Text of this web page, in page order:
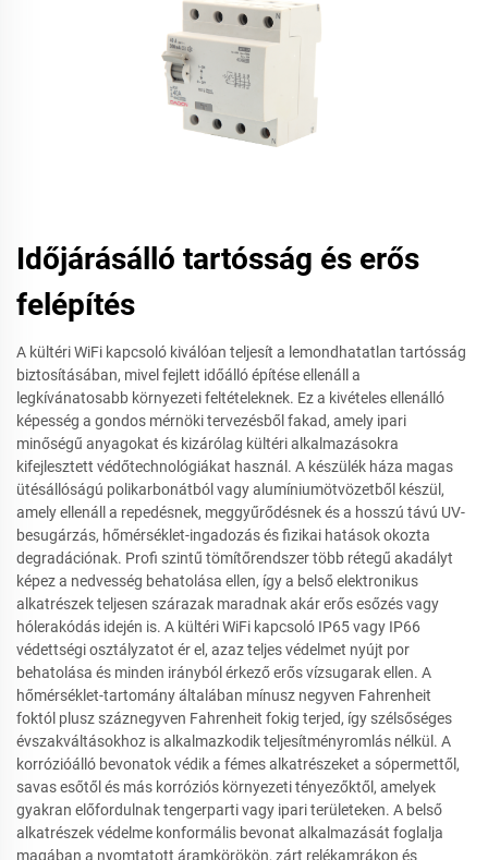
Időjárásálló tartósság és erős
felépítés
A kültéri WiFi kapcsoló kiválóan teljesít a lemondhatatlan tartósság
biztosításában, mivel fejlett időálló építése ellenáll a
legkívánatosabb környezeti feltételeknek. Ez a kivételes ellenálló
képesség a gondos mérnöki tervezésből fakad, amely ipari
minőségű anyagokat és kizárólag kültéri alkalmazásokra
kifejlesztett védőtechnológiákat használ. A készülék háza magas
ütésállóságú polikarbonátból vagy alumíniumötvözetből készül,
amely ellenáll a repedésnek, meggyűrődésnek és a hosszú távú UV-
besugárzás, hőmérséklet-ingadozás és fizikai hatások okozta
degradációnak. Profi szintű tömítőrendszer több rétegű akadályt
képez a nedvesség behatolása ellen, így a belső elektronikus
alkatrészek teljesen szárazak maradnak akár erős esőzés vagy
hólerakódás idején is. A kültéri WiFi kapcsoló IP65 vagy IP66
védettségi osztályzatot ér el, azaz teljes védelmet nyújt por
behatolása és minden irányból érkező erős vízsugarak ellen. A
hőmérséklet-tartomány általában mínusz negyven Fahrenheit
foktól plusz száznegyven Fahrenheit fokig terjed, így szélsőséges
évszakváltásokhoz is alkalmazkodik teljesítményromlás nélkül. A
korrózióálló bevonatok védik a fémes alkatrészeket a sópermettől,
savas esőtől és más korróziós környezeti tényezőktől, amelyek
gyakran előfordulnak tengerparti vagy ipari területeken. A belső
alkatrészek védelme konformális bevonat alkalmazását foglalja
magában a nyomtatott áramkörökön, zárt relékamrákon és